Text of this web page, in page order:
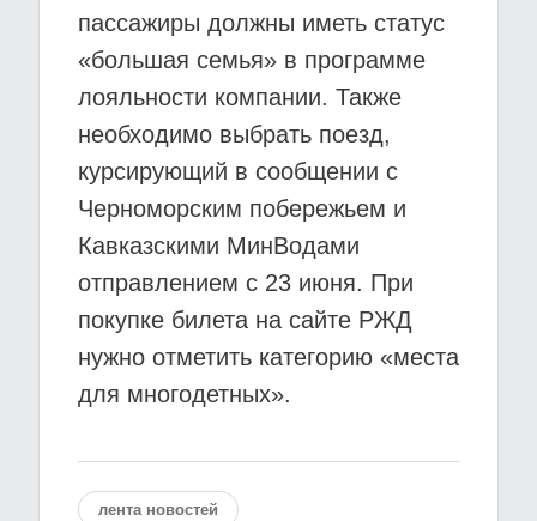
пассажиры должны иметь статус
«большая семья» в программе
лояльности компании. Также
необходимо выбрать поезд,
курсирующий в сообщении с
Черноморским побережьем и
Кавказскими МинВодами
отправлением с 23 июня. При
покупке билета на сайте РЖД
нужно отметить категорию «места
для многодетных».
лента новостей